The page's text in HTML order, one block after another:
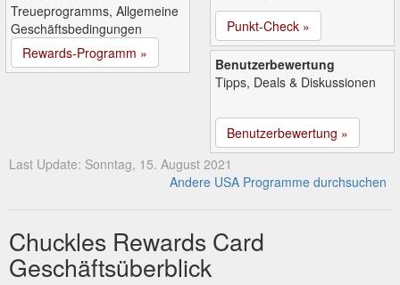
Treueprogramms, Allgemeine
Geschäftsbedingungen
Rewards-Programm »
Punkt-Check »
Benutzerbewertung
Tipps, Deals & Diskussionen
Benutzerbewertung »
Last Update: Sonntag, 15. August 2021
Andere USA Programme durchsuchen
Chuckles Rewards Card
Geschäftsüberblick